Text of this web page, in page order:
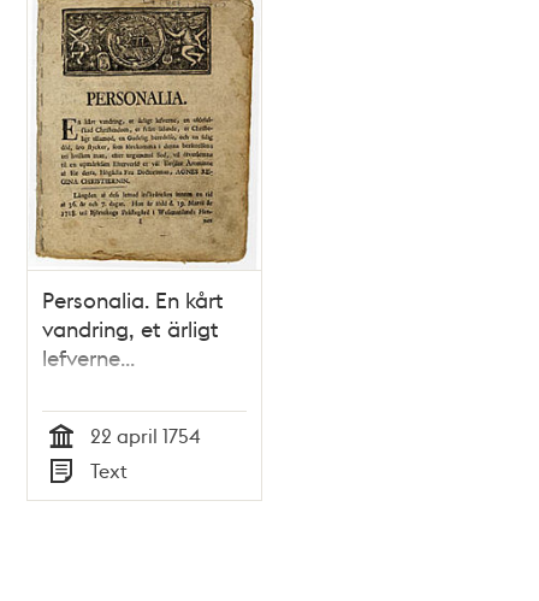
Personalia. En kårt
vandring, et ärligt
lefverne...
Tid
22 april 1754
Typ
Text